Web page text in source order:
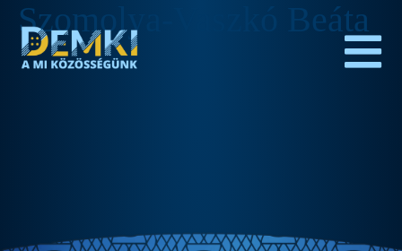
Szomolya-Vaszkó Beáta